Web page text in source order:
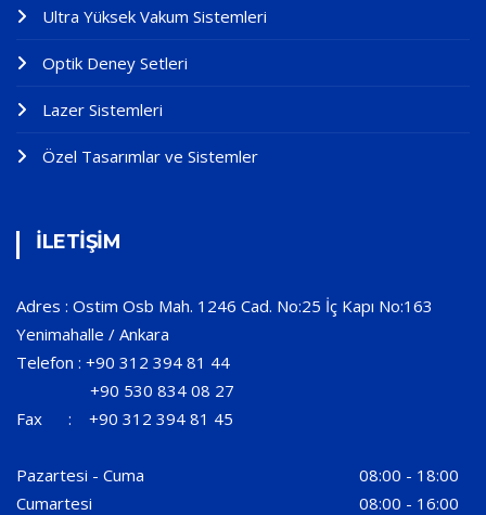
Ultra Yüksek Vakum Sistemleri
Optik Deney Setleri
Lazer Sistemleri
Özel Tasarımlar ve Sistemler
İLETİŞİM
Adres : Ostim Osb Mah. 1246 Cad. No:25 İç Kapı No:163
Yenimahalle / Ankara
Telefon : +90 312 394 81 44
+90 530 834 08 27
Fax : +90 312 394 81 45
Pazartesi - Cuma
08:00 - 18:00
Cumartesi
08:00 - 16:00